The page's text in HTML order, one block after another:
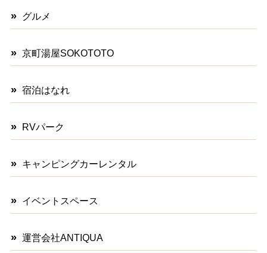
グルメ
京町湯屋SOKOTOTO
宿泊はなれ
RVパーク
キャンピングカーレンタル
イベントスペース
運営会社ANTIQUA